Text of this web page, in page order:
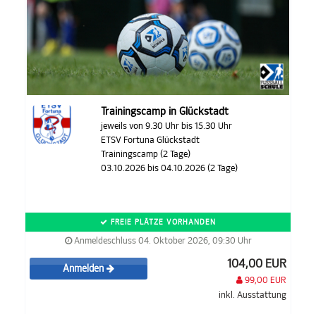
Trainingscamp in Glückstadt
jeweils von 9.30 Uhr bis 15.30 Uhr
ETSV Fortuna Glückstadt
Trainingscamp (2 Tage)
03.10.2026 bis 04.10.2026 (2 Tage)
FREIE PLÄTZE VORHANDEN
Anmeldeschluss 04. Oktober 2026, 09:30 Uhr
Anmelden 104,00 EUR
99,00 EUR
inkl. Ausstattung